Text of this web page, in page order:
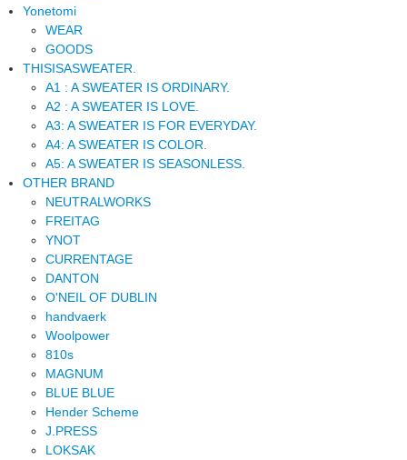
Yonetomi
WEAR
GOODS
THISISASWEATER.
A1 : A SWEATER IS ORDINARY.
A2 : A SWEATER IS LOVE.
A3: A SWEATER IS FOR EVERYDAY.
A4: A SWEATER IS COLOR.
A5: A SWEATER IS SEASONLESS.
OTHER BRAND
NEUTRALWORKS
FREITAG
YNOT
CURRENTAGE
DANTON
O'NEIL OF DUBLIN
handvaerk
Woolpower
810s
MAGNUM
BLUE BLUE
Hender Scheme
J.PRESS
LOKSAK